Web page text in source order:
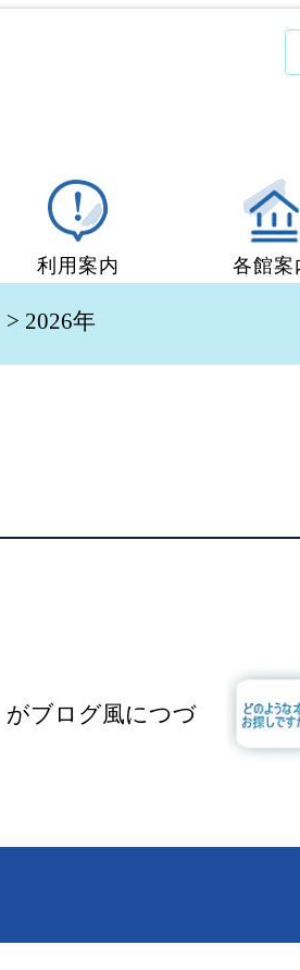
約
利用案内
好きなおはなしの絵の展
各館案
> 2026年
がブログ風につづ